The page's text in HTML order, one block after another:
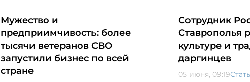
Мужество и
предприимчивость: более
тысячи ветеранов СВО
запустили бизнес по всей
стране
Сотрудник
Ставрополья
культуре и
даргинцев
05 июня, 09:19